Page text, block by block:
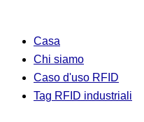
Casa
Chi siamo
Caso d'uso RFID
Tag RFID industriali